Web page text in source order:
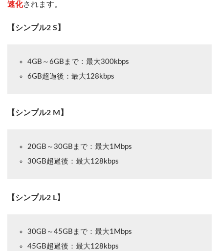
速化されます。
【シンプル2 S】
4GB～6GBまで：最大300kbps
6GB超過後：最大128kbps
【シンプル2 M】
20GB～30GBまで：最大1Mbps
30GB超過後：最大128kbps
【シンプル2 L】
30GB～45GBまで：最大1Mbps
45GB超過後：最大128kbps